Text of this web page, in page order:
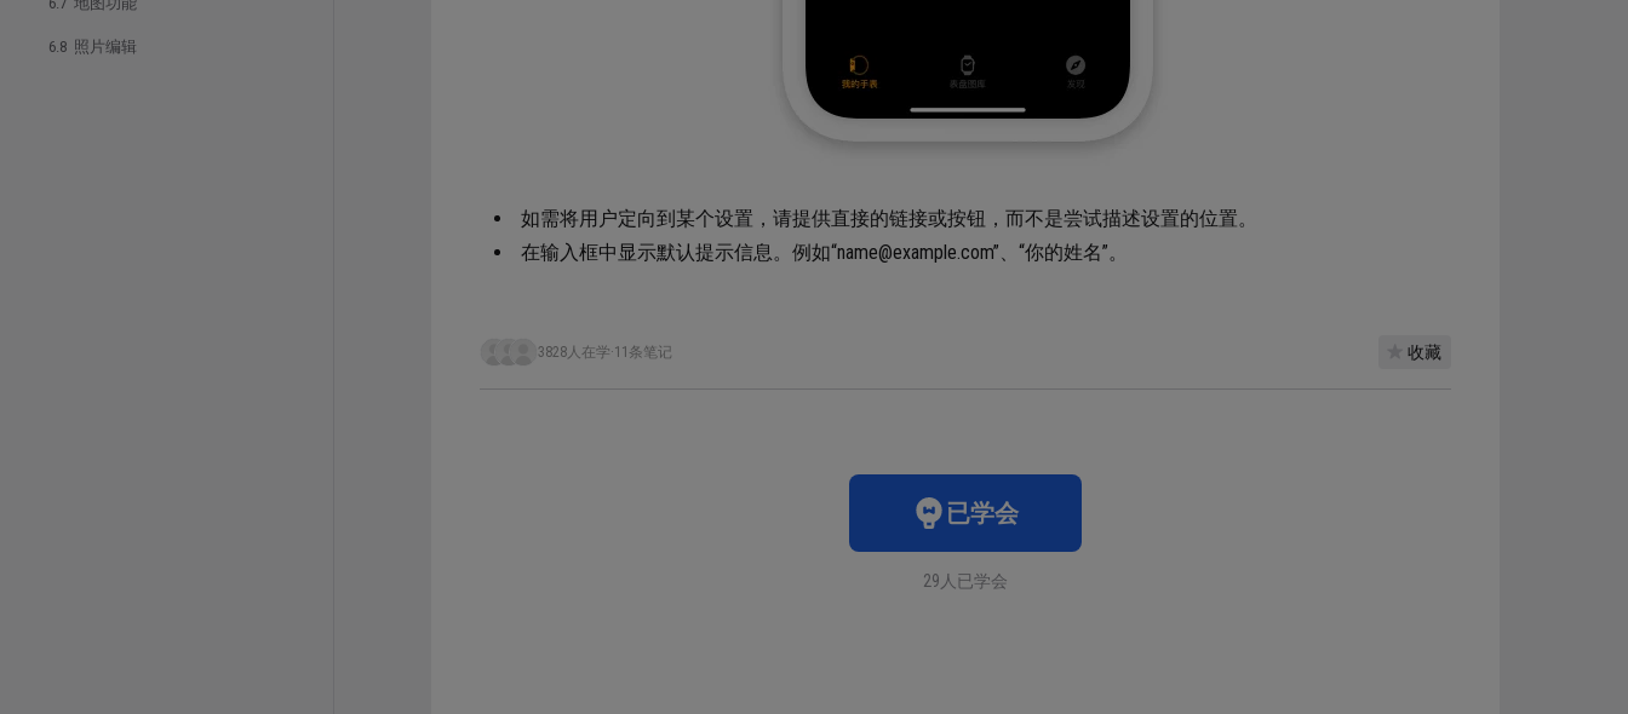
6.8 照片编辑
如需将用户定向到某个设置，请提供直接的链接或按钮，而不是尝试描述设置的位置。
在输入框中显示默认提示信息。例如“name@example.com”、“你的姓名”。
3828人在学·11条笔记 收藏
已学会
29人已学会